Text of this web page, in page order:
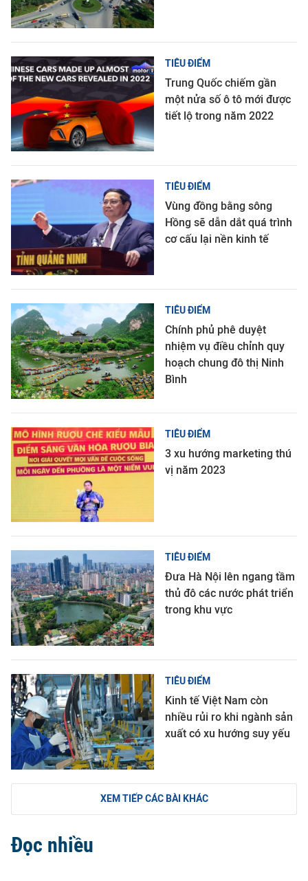
TIÊU ĐIỂM
Trung Quốc chiếm gần
một nửa số ô tô mới được
tiết lộ trong năm 2022
TIÊU ĐIỂM
Vùng đồng bằng sông
Hồng sẽ dẫn dắt quá trình
cơ cấu lại nền kinh tế
TIÊU ĐIỂM
Chính phủ phê duyệt
nhiệm vụ điều chỉnh quy
hoạch chung đô thị Ninh
Bình
TIÊU ĐIỂM
3 xu hướng marketing thú
vị năm 2023
TIÊU ĐIỂM
Đưa Hà Nội lên ngang tầm
thủ đô các nước phát triển
trong khu vực
TIÊU ĐIỂM
Kinh tế Việt Nam còn
nhiều rủi ro khi ngành sản
xuất có xu hướng suy yếu
XEM TIẾP CÁC BÀI KHÁC
Đọc nhiều